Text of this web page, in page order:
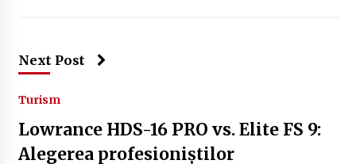
Next Post
Turism
Lowrance HDS-16 PRO vs. Elite FS 9:
Alegerea profesioniștilor